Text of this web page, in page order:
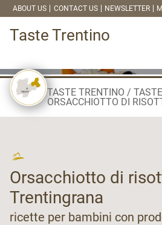
ABOUT US CONTACT US NEWSLETTER
Taste Trentino
TASTE TRENTINO TASTE
ORSACCHIOTTO DI
Orsacchiotto di
Trentingrana
ricette per bambini con